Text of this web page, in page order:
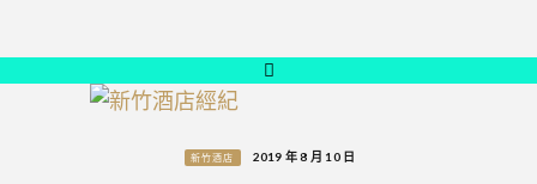
新竹酒店 2019 年 8 月 10 日